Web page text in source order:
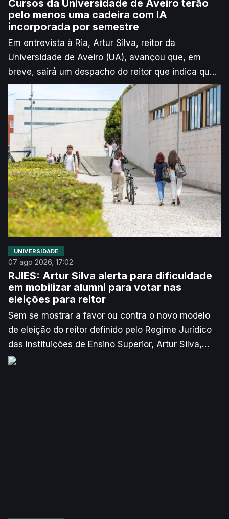
Cursos da Universidade de Aveiro terão
pelo menos uma cadeira com IA
incorporada por semestre
Em entrevista à Ria, Artur Silva, reitor da
Universidade de Aveiro (UA), avançou que, em
breve, sairá um despacho do reitor que indica que,
pelo menos, “20%” das unidades curriculares de
cada curso devem passar a ter Inteligência
Artificial incorporada a partir do próximo ano letivo.
Segundo explica o responsável, o objetivo é que
não haja “nenhum estudante [que] passe pela UA
que não saiba utilizar bem e fazer bem algo usando
esta ferramenta”.
UNIVERSIDADE
07 ago 2026, 17:02
RJIES: Artur Silva alerta para dificuldade
em mobilizar alumni para votar nas
eleições para reitor
Sem se mostrar a favor ou contra o novo modelo
de eleição do reitor definido pelo Regime Jurídico
das Instituições de Ensino Superior, Artur Silva,
novo reitor da Universidade de Aveiro (UA),